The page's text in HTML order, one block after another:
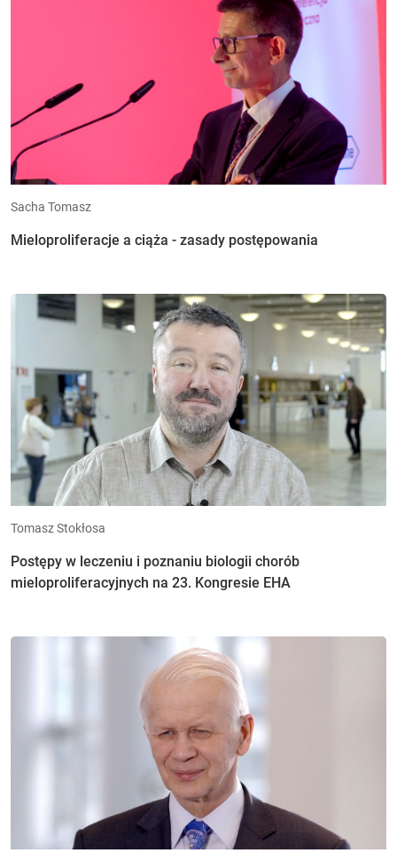
Sacha Tomasz
Mieloproliferacje a ciąża - zasady postępowania
Tomasz Stokłosa
Postępy w leczeniu i poznaniu biologii chorób
mieloproliferacyjnych na 23. Kongresie EHA